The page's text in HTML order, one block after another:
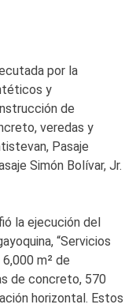
por la
y
de
veredas y
Pasaje
Simón Bolívar, Jr.
la ejecución del
“Servicios
m² de
de concreto, 570
horizontal. Estos